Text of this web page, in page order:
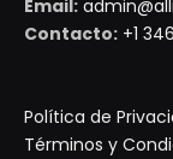
Email:
Contacto: +1
Política de
Términos y